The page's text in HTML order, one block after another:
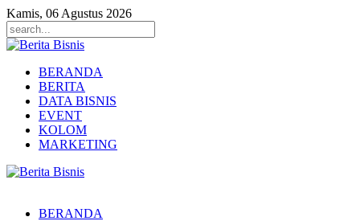
Kamis, 06 Agustus 2026
BERANDA
BERITA
DATA BISNIS
EVENT
KOLOM
MARKETING
BERANDA